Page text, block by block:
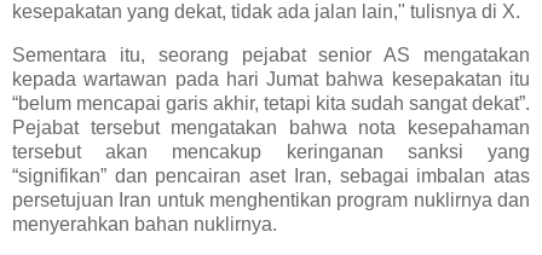
kesepakatan yang dekat, tidak ada jalan lain," tulisnya di X.
Sementara itu, seorang pejabat senior AS mengatakan
kepada wartawan pada hari Jumat bahwa kesepakatan itu
“belum mencapai garis akhir, tetapi kita sudah sangat dekat”.
Pejabat tersebut mengatakan bahwa nota kesepahaman
tersebut akan mencakup keringanan sanksi yang
“signifikan” dan pencairan aset Iran, sebagai imbalan atas
persetujuan Iran untuk menghentikan program nuklirnya dan
menyerahkan bahan nuklirnya.